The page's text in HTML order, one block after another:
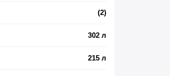
(2)
302 л
215 л